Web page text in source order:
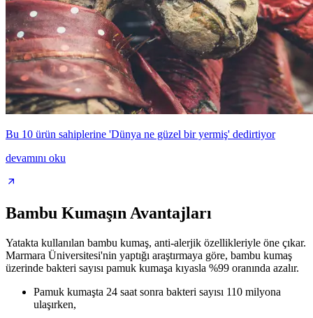
Bu 10 ürün sahiplerine 'Dünya ne güzel bir yermiş' dedirtiyor
devamını oku
Bambu Kumaşın Avantajları
Yatakta kullanılan bambu kumaş, anti-alerjik özellikleriyle öne çıkar.
Marmara Üniversitesi'nin yaptığı araştırmaya göre, bambu kumaş
üzerinde bakteri sayısı pamuk kumaşa kıyasla %99 oranında azalır.
Pamuk kumaşta 24 saat sonra bakteri sayısı 110 milyona
ulaşırken,